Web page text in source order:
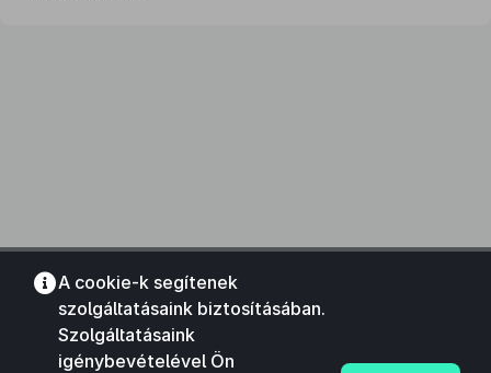
A cookie-k segítenek
szolgáltatásaink biztosításában.
Szolgáltatásaink
igénybevételével Ön